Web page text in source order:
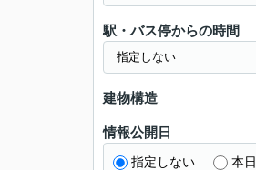
駅・バス停からの時間
建物構造
情報公開日
指定しない 本日